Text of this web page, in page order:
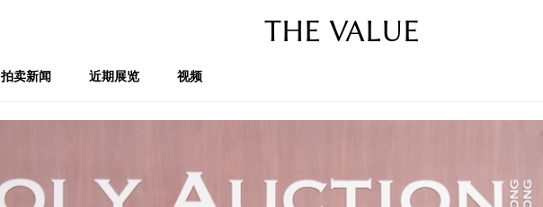
THE VALUE
拍卖新闻 近期展览 视频